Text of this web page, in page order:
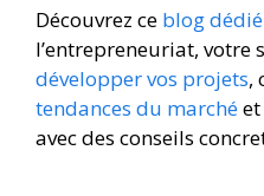
Découvrez ce blog
l’entrepreneuriat, votre
développer vos projets,
tendances du marché
avec des conseils